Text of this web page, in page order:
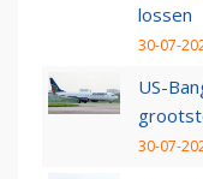
lossen
30-07-
US-
30-07-